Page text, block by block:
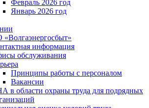
Февраль 2026 год
Январь 2026 год
информация
обслуживания
Принципы работы с персоналом
Вакансии
в области охраны труда для подрядных